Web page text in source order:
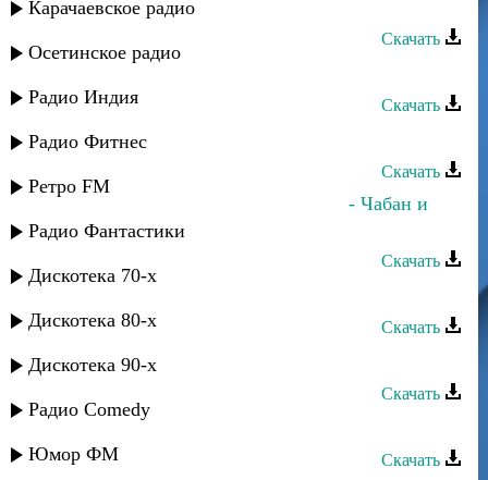
Карачаевское радио
Осетинское радио
Радио Индия
Радио Фитнес
Ретро FM
Радио Фантастики
Дискотека 70-х
Дискотека 80-х
Дискотека 90-х
Радио Comedy
Юмор ФМ
Шамиль Ханакаев - Несравненная
Скачать
Скачать
Шамиль Ханакаев - Роза
Скачать
Шамиль Ханакаев,Саида Мусаева - Чабан и
модница
Скачать
Скачать
Шамиль Ханакаев - Мусулмане
Скачать
Шамиль Ханакаев - Листопад
Скачать